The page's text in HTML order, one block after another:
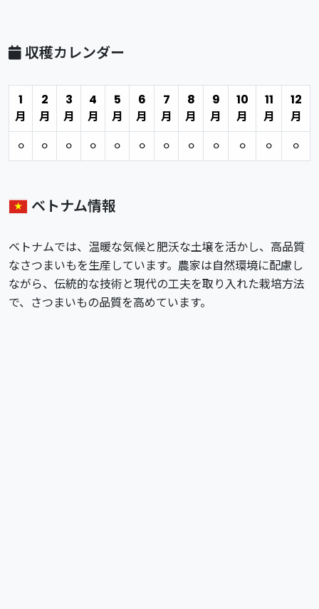
収穫カレンダー
1
月
2
月
3
月
4
月
5
月
6
月
7
月
8
月
9
月
10
月
11
月
12
月
⚪︎
⚪︎ ⚪︎ ⚪︎ ⚪︎ ⚪︎ ⚪︎ ⚪︎ ⚪︎ ⚪︎ ⚪︎ ⚪︎
ベトナム情報
ベトナムでは、温暖な気候と肥沃な土壌を活かし、高品質
なさつまいもを生産しています。農家は自然環境に配慮し
ながら、伝統的な技術と現代の工夫を取り入れた栽培方法
で、さつまいもの品質を高めています。